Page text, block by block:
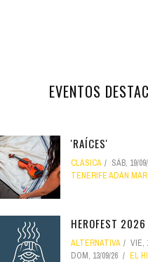
EVENTOS
'RAÍCES'
CLÁSICA SÁB, 19/
TENERIFE ADÁN
HEROFEST 2026
ALTERNATIVA VIE,
DOM, 13/09/26
EL